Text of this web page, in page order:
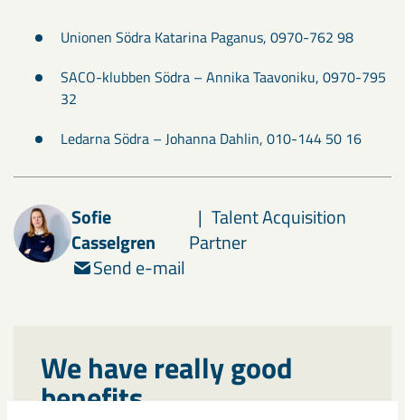
Unionen Södra Katarina Paganus, 0970-762 98
SACO-klubben Södra – Annika Taavoniku, 0970-795
32
Ledarna Södra – Johanna Dahlin, 010-144 50 16
Sofie
Casselgren
Talent Acquisition
Partner
Send e-mail
We have really good
benefits